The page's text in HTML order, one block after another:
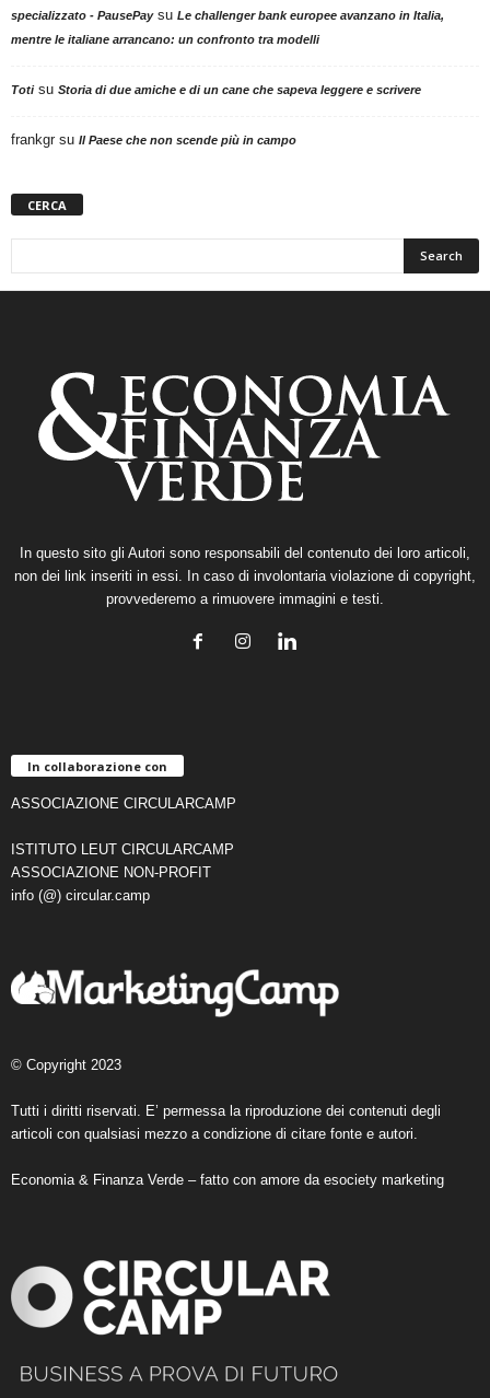
specializzato - PausePaysu Le challenger bank europee avanzano in Italia,
mentre le italiane arrancano: un confronto tra modelli
Totisu Storia di due amiche e di un cane che sapeva leggere e scrivere
frankgr su Il Paese che non scende più in campo
CERCA
In questo sito gli Autori sono responsabili del contenuto dei loro articoli,
non dei link inseriti in essi. In caso di involontaria violazione di copyright,
provvederemo a rimuovere immagini e testi.
In collaborazione con
ASSOCIAZIONE CIRCULARCAMP
ISTITUTO LEUT CIRCULARCAMP
ASSOCIAZIONE NON-PROFIT
info (@) circular.camp
© Copyright 2023
Tutti i diritti riservati. E’ permessa la riproduzione dei contenuti degli
articoli con qualsiasi mezzo a condizione di citare fonte e autori.
Economia & Finanza Verde – fatto con amore da esociety marketing